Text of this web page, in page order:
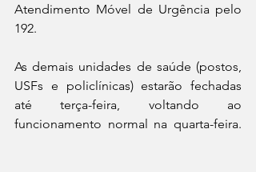
Atendimento Móvel de Urgência pelo
192.
As demais unidades de saúde (postos,
USFs e policlínicas) estarão fechadas
até terça-feira, voltando ao
funcionamento normal na quarta-feira.